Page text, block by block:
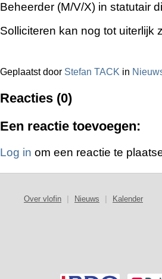
Beheerder (M/V/X) in statutair
Solliciteren kan nog tot uiterlijk
Geplaatst door Stefan TACK in
Reacties (0)
Een reactie toevoegen:
Log in om een reactie te
Over vlofin Nieuws Kalender